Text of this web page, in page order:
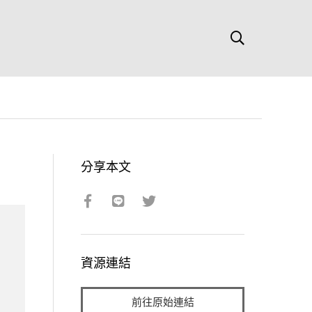
分享本文
資源連結
前往原始連結